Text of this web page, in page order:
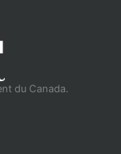
du Canada.